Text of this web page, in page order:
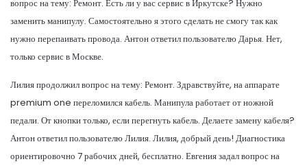
вопрос на тему: Ремонт. Есть ли у вас сервис в Иркутске? Нужно
заменить манипулу. Самостоятельно я этого сделать не смогу так как
нужно перепаивать провода. Антон ответил пользователю Дарья. Нет,
только сервис в Москве.
Лилия продолжил вопрос на тему: Ремонт. Здравствуйте, на аппарате
premium one переломился кабель. Манипула работает от ножной
педали. От кнопки только, если перегнуть кабель. Делаете замену кабеля?
Антон ответил пользователю Лилия. Лилия, добрый день! Диагностика
ориентировочно 7 рабочих дней, бесплатно. Евгения задал вопрос на